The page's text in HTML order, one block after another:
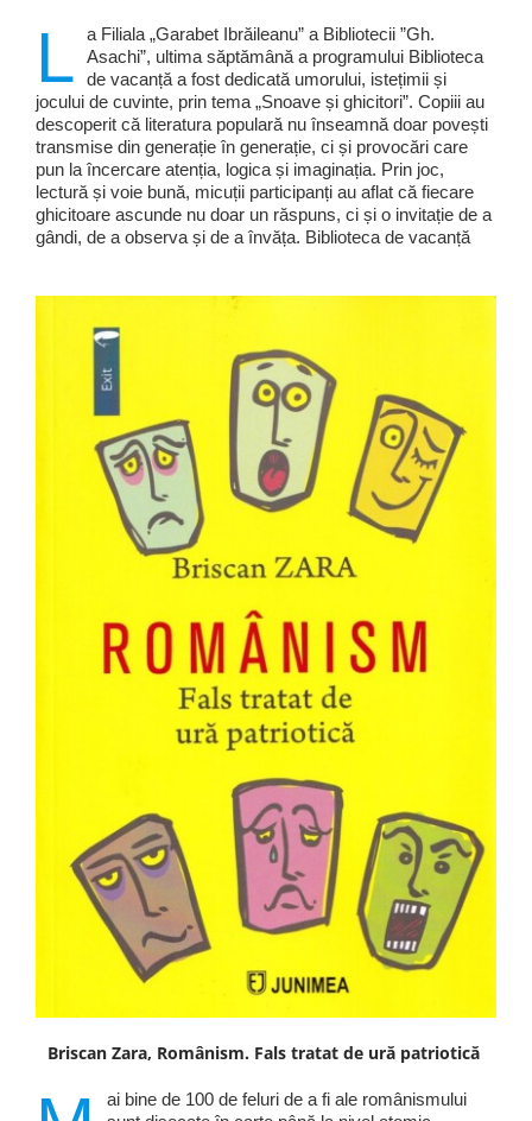
L
a Filiala „Garabet Ibrăileanu” a Bibliotecii ”Gh.
Asachi”, ultima săptămână a programului Biblioteca
de vacanță a fost dedicată umorului, istețimii și
jocului de cuvinte, prin tema „Snoave și ghicitori”. Copiii au
descoperit că literatura populară nu înseamnă doar povești
transmise din generație în generație, ci și provocări care
pun la încercare atenția, logica și imaginația. Prin joc,
lectură și voie bună, micuții participanți au aflat că fiecare
ghicitoare ascunde nu doar un răspuns, ci și o invitație de a
gândi, de a observa și de a învăța. Biblioteca de vacanță
Briscan Zara, Românism. Fals tratat de ură patriotică
ai bine de 100 de feluri de a fi ale românismului